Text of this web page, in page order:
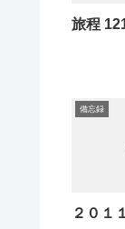
旅程
備忘録
２０１